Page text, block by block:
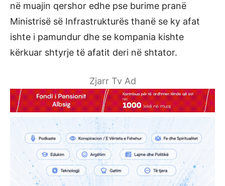
në muajin qershor edhe pse burime pranë
Ministrisë së Infrastrukturës thanë se ky afat
ishte i pamundur dhe se kompania kishte
kërkuar shtyrje të afatit deri në shtator.
Zjarr Tv Ad